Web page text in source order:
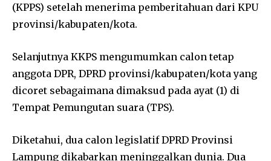
(KPPS) setelah menerima pemberitahuan dari KPU
provinsi/kabupaten/kota.
Selanjutnya KKPS mengumumkan calon tetap
anggota DPR, DPRD provinsi/kabupaten/kota yang
dicoret sebagaimana dimaksud pada ayat (1) di
Tempat Pemungutan suara (TPS).
Diketahui, dua calon legislatif DPRD Provinsi
Lampung dikabarkan meninggalkan dunia. Dua